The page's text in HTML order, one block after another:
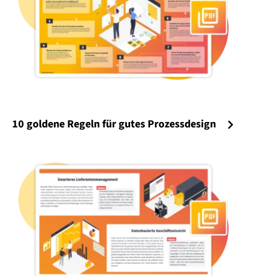
10 goldene Regeln für gutes Prozessdesign